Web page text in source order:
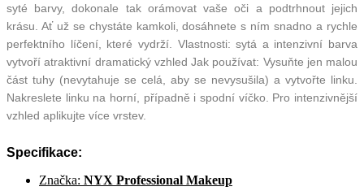
syté barvy, dokonale tak orámovat vaše oči a podtrhnout jejich
krásu. Ať už se chystáte kamkoli, dosáhnete s ním snadno a rychle
perfektního líčení, které vydrží. Vlastnosti: sytá a intenzivní barva
vytvoří atraktivní dramatický vzhled Jak používat: Vysuňte jen malou
část tuhy (nevytahuje se celá, aby se nevysušila) a vytvořte linku.
Nakreslete linku na horní, případně i spodní víčko. Pro intenzivnější
vzhled aplikujte více vrstev.
Specifikace:
Značka: NYX Professional Makeup